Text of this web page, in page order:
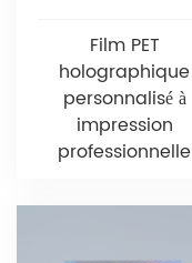
Film PET
holographique
personnalisé à
impression
professionnelle